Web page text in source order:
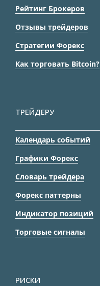
Рейтинг Брокеров
Отзывы трейдеров
Стратегии Форекс
Как торговать Bitcoin?
ТРЕЙДЕРУ
Календарь событий
Графики Форекс
Словарь трейдера
Форекс паттерны
Индикатор позиций
Торговые сигналы
РИСКИ